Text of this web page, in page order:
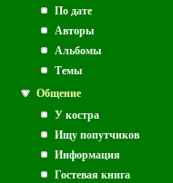
По дате
Авторы
Альбомы
Темы
Общение
У костра
Ищу попутчиков
Информация
Гостевая книга